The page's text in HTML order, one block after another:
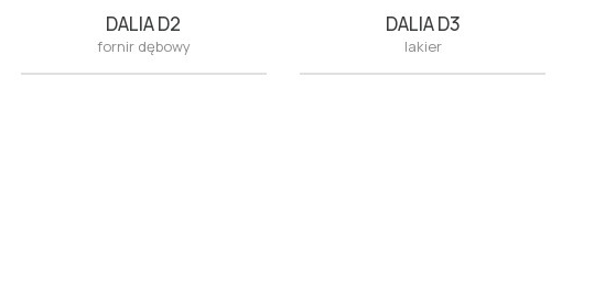
DALIA D2
fornir dębowy
DALIA D3
lakier